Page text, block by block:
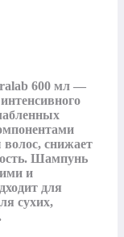
600 мл —
волос, снижает
Шампунь
и
для
сухих,